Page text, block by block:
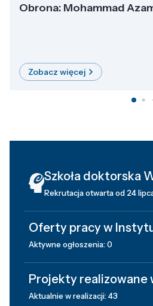
Obrona: Mohammad
Zobacz więcej
Szkoła doktorska
Rekrutacja otwarta od 24
Oferty pracy w
Aktywne ogłoszenia: 0
Projekty realizowane
Aktualnie w realizacji: 43